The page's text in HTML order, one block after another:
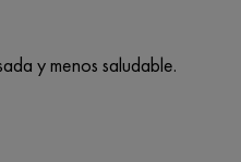
y menos saludable.